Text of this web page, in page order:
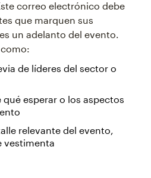
correo electrónico debe
que marquen sus
un adelanto del evento.
de líderes del sector o
esperar o los aspectos
relevante del evento,
vestimenta